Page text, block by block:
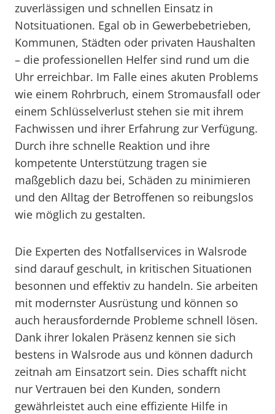
zuverlässigen und schnellen Einsatz in
Notsituationen. Egal ob in Gewerbebetrieben,
Kommunen, Städten oder privaten Haushalten
– die professionellen Helfer sind rund um die
Uhr erreichbar. Im Falle eines akuten Problems
wie einem Rohrbruch, einem Stromausfall oder
einem Schlüsselverlust stehen sie mit ihrem
Fachwissen und ihrer Erfahrung zur Verfügung.
Durch ihre schnelle Reaktion und ihre
kompetente Unterstützung tragen sie
maßgeblich dazu bei, Schäden zu minimieren
und den Alltag der Betroffenen so reibungslos
wie möglich zu gestalten.
Die Experten des Notfallservices in Walsrode
sind darauf geschult, in kritischen Situationen
besonnen und effektiv zu handeln. Sie arbeiten
mit modernster Ausrüstung und können so
auch herausfordernde Probleme schnell lösen.
Dank ihrer lokalen Präsenz kennen sie sich
bestens in Walsrode aus und können dadurch
zeitnah am Einsatzort sein. Dies schafft nicht
nur Vertrauen bei den Kunden, sondern
gewährleistet auch eine effiziente Hilfe in